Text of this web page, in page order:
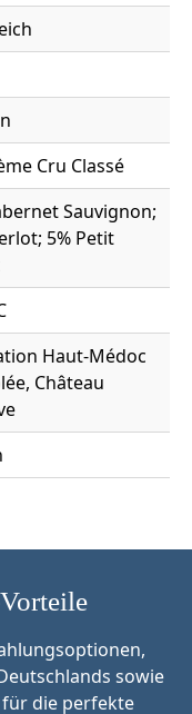
Cru Classé
Sauvignon;
5% Petit
Haut-Médoc
Château
sowie
die perfekte